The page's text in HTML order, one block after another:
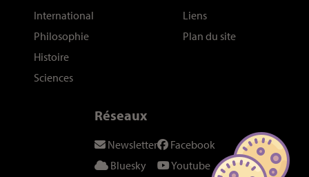
International
Philosophie
Histoire
Sciences
Liens
Plan du site
Réseaux
Newsletter
Bluesky
Facebook
Youtube